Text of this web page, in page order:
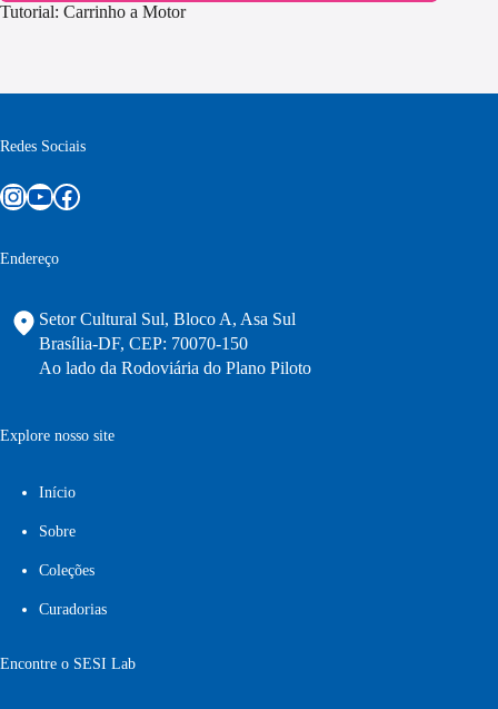
Tutorial: Carrinho a Motor
Redes Sociais
Instagram
Youtube
Facebook
Endereço
Setor Cultural Sul, Bloco A, Asa Sul
Brasília-DF, CEP: 70070-150
Ao lado da Rodoviária do Plano Piloto
Explore nosso site
Início
Sobre
Coleções
Curadorias
Encontre o SESI Lab